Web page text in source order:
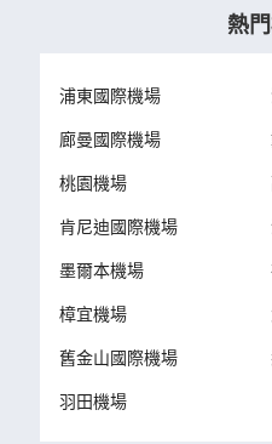
熱
浦東國際機場
廊曼國際機場
桃園機場
肯尼迪國際機場
墨爾本機場
樟宜機場
舊金山國際機場
羽田機場